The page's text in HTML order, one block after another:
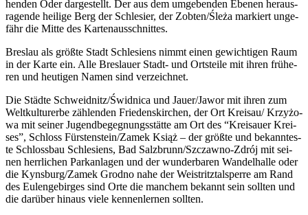
hen­den Oder dar­ge­stellt. Der aus dem umge­ben­den Ebe­nen her­aus­
ra­gen­de hei­li­ge Berg der Schle­si­er, der Zobten/Śleża mar­kiert unge­
fähr die Mit­te des Kartenausschnittes.
Bres­lau als größ­te Stadt Schle­si­ens nimmt einen gewich­ti­gen Raum
in der Kar­te ein. Alle Bres­lau­er Stadt- und Orts­tei­le mit ihren frü­he­
ren und heu­ti­gen Namen sind verzeichnet.
Die Städ­te Schweidnitz/Świdnica und Jauer/Jawor mit ihren zum
Welt­kul­tur­er­be zäh­len­den Frie­dens­kir­chen, der Ort Kreisau/ Krzyżo­
wa mit sei­ner Jugend­be­geg­nungs­stät­te am Ort des “Krei­sau­er Krei­
ses”, Schloss Fürstenstein/Zamek Książ – der größ­te und bekann­tes­
te Schloss­bau Schle­si­ens, Bad Salz­brun­n/Szc­zaw­no-Zdrój mit sei­
nen herr­li­chen Park­an­la­gen und der wun­der­ba­ren Wan­del­hal­le oder
die Kynsburg/Zamek Grod­no nahe der Wei­stritz­tal­sper­re am Rand
des Eulen­ge­bir­ges sind Orte die man­chem bekannt sein soll­ten und
die dar­über hin­aus vie­le ken­nen­ler­nen sollten.